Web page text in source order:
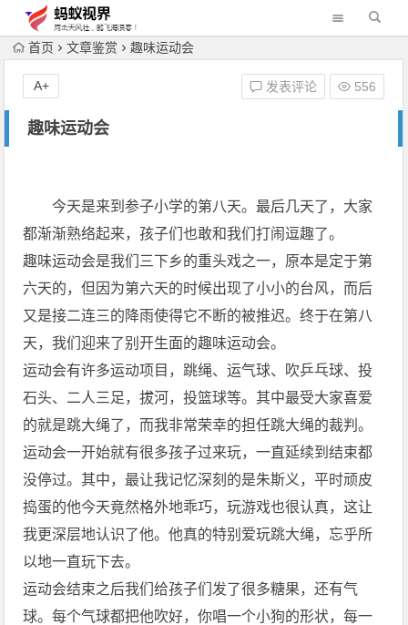
首页 文章鉴赏 趣味运动会
趣味运动会
发表评论 556
A+
今天是来到参子小学的第八天。最后几天了，大家
都渐渐熟络起来，孩子们也敢和我们打闹逗趣了。
趣味运动会是我们三下乡的重头戏之一，原本是定于第
六天的，但因为第六天的时候出现了小小的台风，而后
又是接二连三的降雨使得它不断的被推迟。终于在第八
天，我们迎来了别开生面的趣味运动会。
运动会有许多运动项目，跳绳、运气球、吹乒乓球、投
石头、二人三足，拔河，投篮球等。其中最受大家喜爱
的就是跳大绳了，而我非常荣幸的担任跳大绳的裁判。
运动会一开始就有很多孩子过来玩，一直延续到结束都
没停过。其中，最让我记忆深刻的是朱斯义，平时顽皮
捣蛋的他今天竟然格外地乖巧，玩游戏也很认真，这让
我更深层地认识了他。他真的特别爱玩跳大绳，忘乎所
以地一直玩下去。
运动会结束之后我们给孩子们发了很多糖果，还有气
球。每个气球都把他吹好，你唱一个小狗的形状，每一